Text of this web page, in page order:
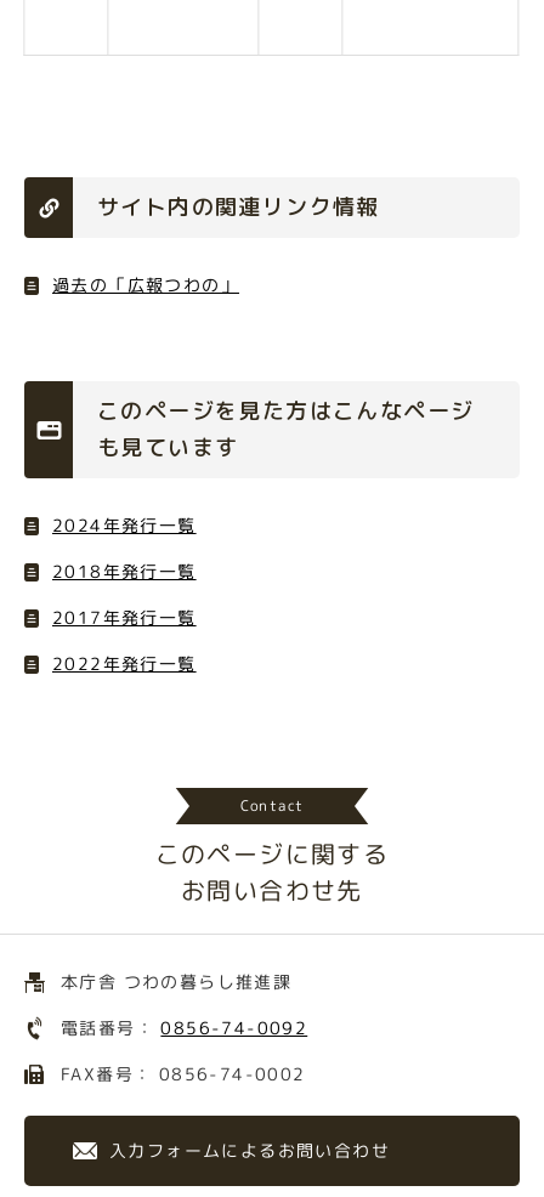
サイト内の関連リンク情報
過去の「広報つわの」
このページを見た方はこんなページ
も見ています
2024年発行一覧
2018年発行一覧
2017年発行一覧
2022年発行一覧
Contact
このページに関する
お問い合わせ先
本庁舎 つわの暮らし推進課
電話番号：0856-74-0092
FAX番号： 0856-74-0002
入力フォームによるお問い合わせ